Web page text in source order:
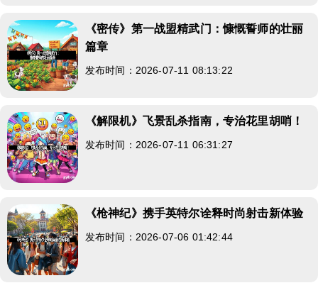
《密传》第一战盟精武门：慷慨誓师的壮丽
篇章
发布时间：2026-07-11 08:13:22
《解限机》飞景乱杀指南，专治花里胡哨！
发布时间：2026-07-11 06:31:27
《枪神纪》携手英特尔诠释时尚射击新体验
发布时间：2026-07-06 01:42:44